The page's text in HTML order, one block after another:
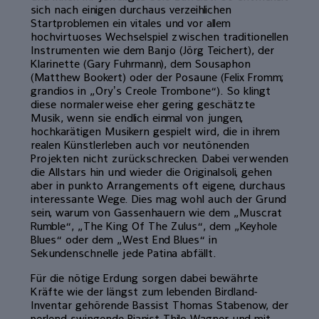
sich nach einigen durchaus verzeihlichen
Startproblemen ein vitales und vor allem
hochvirtuoses Wechselspiel zwischen traditionellen
Instrumenten wie dem Banjo (Jörg Teichert), der
Klarinette (Gary Fuhrmann), dem Sousaphon
(Matthew Bookert) oder der Posaune (Felix Fromm;
grandios in „Oryʼs Creole Trombone“). So klingt
diese normalerweise eher gering geschätzte
Musik, wenn sie endlich einmal von jungen,
hochkarätigen Musikern gespielt wird, die in ihrem
realen Künstlerleben auch vor neutönenden
Projekten nicht zurückschrecken. Dabei verwenden
die Allstars hin und wieder die Originalsoli, gehen
aber in punkto Arrangements oft eigene, durchaus
interessante Wege. Dies mag wohl auch der Grund
sein, warum von Gassenhauern wie dem „Muscrat
Rumble“, „The King Of The Zulus“, dem „Keyhole
Blues“ oder dem „West End Blues“ in
Sekundenschnelle jede Patina abfällt.
Für die nötige Erdung sorgen dabei bewährte
Kräfte wie der längst zum lebenden Birdland-
Inventar gehörende Bassist Thomas Stabenow, der